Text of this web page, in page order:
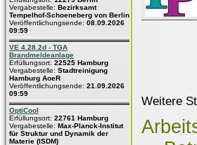
Vergabestelle: Bezirksamt
Tempelhof-Schoeneberg von Berlin
Veröffentlichungsende: 08.09.2026
09:59
VE 4.28.2d - TGA
Brandmeldeanlage
Erfüllungsort: 22525 Hamburg
Vergabestelle: Stadtreinigung
Hamburg AoeR
Veröffentlichungsende: 21.09.2026
09:59
OptiCool
Erfüllungsort: 22761 Hamburg
Vergabestelle: Max-Planck-Institut
für Struktur und Dynamik der
Materie (ISDM)
Weitere